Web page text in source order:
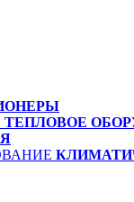
ТЕПЛОВОЕ